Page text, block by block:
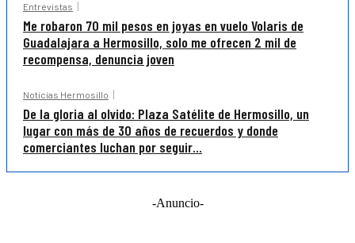
Entrevistas
Me robaron 70 mil pesos en joyas en vuelo Volaris de
Guadalajara a Hermosillo, solo me ofrecen 2 mil de
recompensa, denuncia joven
Noticias Hermosillo
De la gloria al olvido: Plaza Satélite de Hermosillo, un
lugar con más de 30 años de recuerdos y donde
comerciantes luchan por seguir...
-Anuncio-